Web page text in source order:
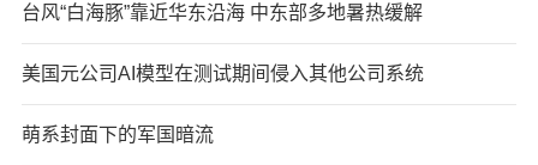
台风“白海豚”靠近华东沿海 中东部多地暑热缓解
美国元公司AI模型在测试期间侵入其他公司系统
萌系封面下的军国暗流